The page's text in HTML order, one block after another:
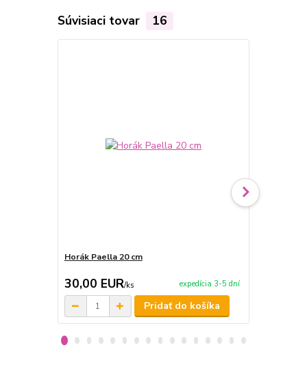
Súvisiaci tovar 16
Horák Paella 20 cm
30,00 EUR/ks expedícia 3-5 dní
Pridať do košíka